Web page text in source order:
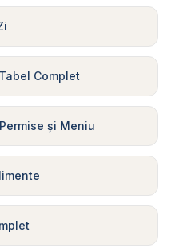
Complet
și Meniu